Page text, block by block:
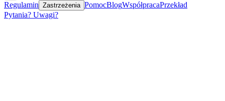
Regulamin Zastrzeżenia PomocBlogWspółpracaPrzekład
Pytania? Uwagi?